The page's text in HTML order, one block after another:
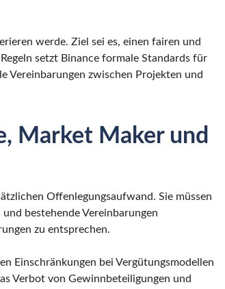
werde. Ziel sei es, einen fairen und
setzt Binance formale Standards für
Vereinbarungen zwischen Projekten und
Market Maker und
Offenlegungsaufwand. Sie müssen
bestehende Vereinbarungen
zu entsprechen.
Einschränkungen bei Vergütungsmodellen
Verbot von Gewinnbeteiligungen und